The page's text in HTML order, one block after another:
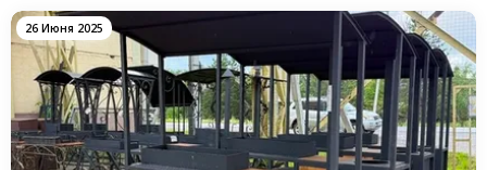
26 Июня 2025